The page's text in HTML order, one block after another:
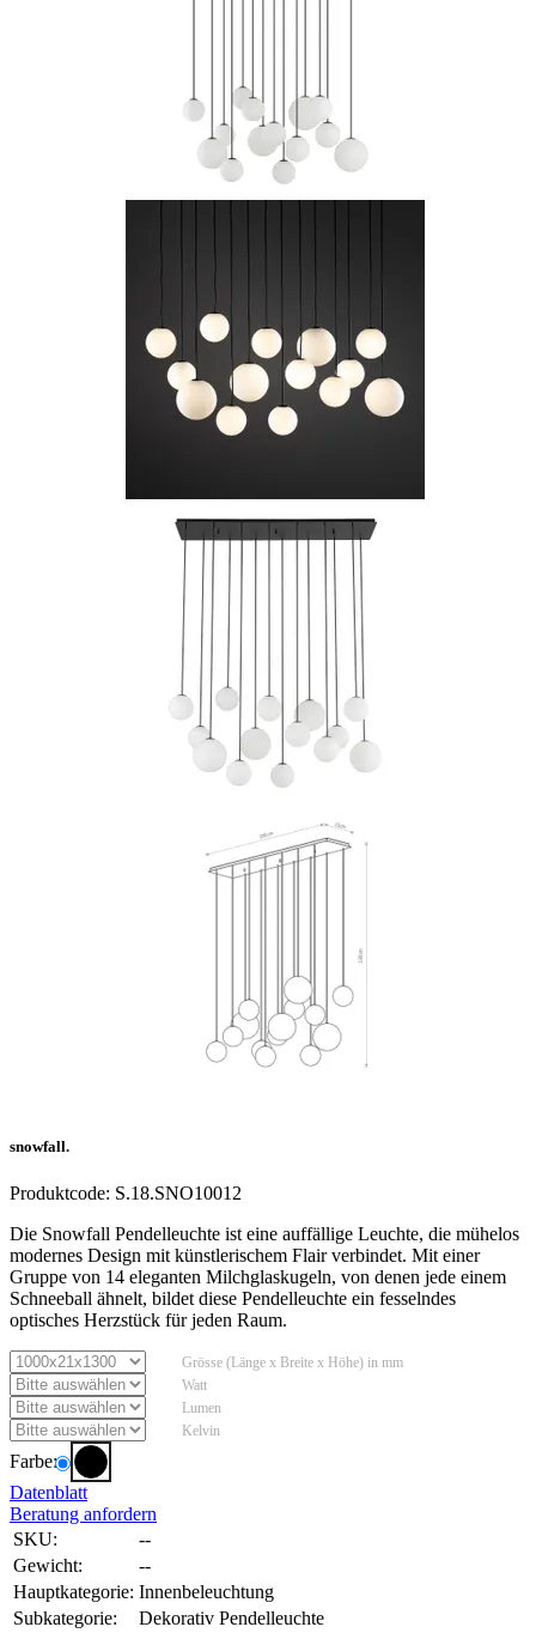
snowfall.
Produktcode: S.18.SNO10012
Die Snowfall Pendelleuchte ist eine auffällige Leuchte, die mühelos
modernes Design mit künstlerischem Flair verbindet. Mit einer
Gruppe von 14 eleganten Milchglaskugeln, von denen jede einem
Schneeball ähnelt, bildet diese Pendelleuchte ein fesselndes
optisches Herzstück für jeden Raum.
Grösse (Länge x Breite x Höhe) in mm
Watt
Lumen
Kelvin
Farbe:
Datenblatt
Beratung anfordern
SKU:
--
Gewicht:
--
Hauptkategorie: Innenbeleuchtung
Subkategorie:
Dekorativ Pendelleuchte